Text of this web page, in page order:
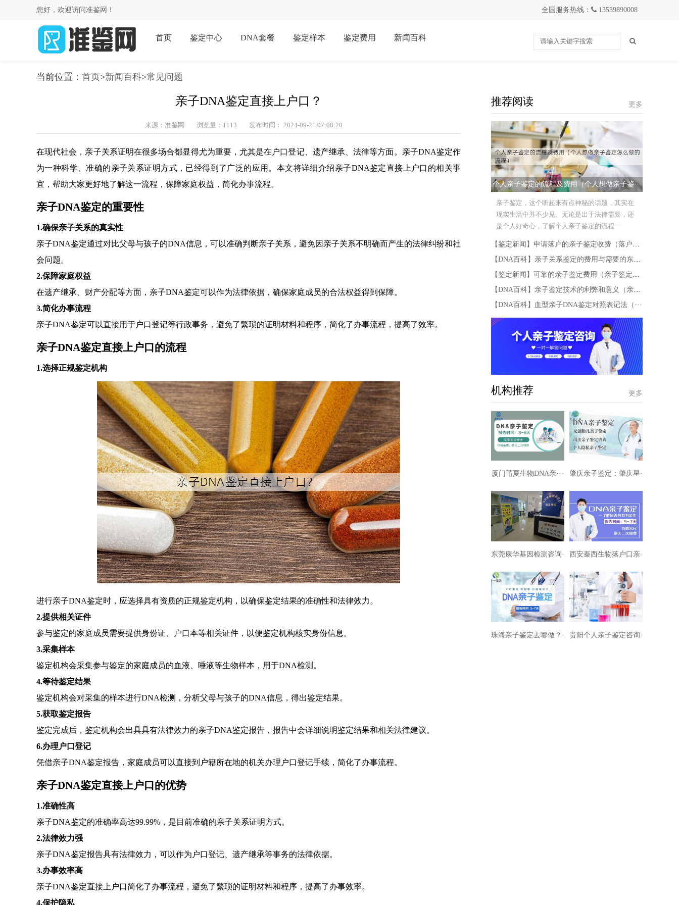
您好，欢迎访问准鉴网！ 全国服务热线： 13539890008
首页 鉴定中心 DNA套餐 鉴定样本 鉴定费用 新闻百科
当前位置： 首页>新闻百科>常见问题
亲子DNA鉴定直接上户口？
来源：准鉴网 浏览量：1113 发布时间： 2024-09-21 07:08:20
在现代社会，亲子关系证明在很多场合都显得尤为重要，尤其是在户口登记、遗产继承、法律等方面。亲子DNA鉴定作
为一种科学、准确的亲子关系证明方式，已经得到了广泛的应用。本文将详细介绍亲子DNA鉴定直接上户口的相关事
宜，帮助大家更好地了解这一流程，保障家庭权益，简化办事流程。
亲子DNA鉴定的重要性
1.确保亲子关系的真实性
亲子DNA鉴定通过对比父母与孩子的DNA信息，可以准确判断亲子关系，避免因亲子关系不明确而产生的法律纠纷和社
会问题。
2.保障家庭权益
在遗产继承、财产分配等方面，亲子DNA鉴定可以作为法律依据，确保家庭成员的合法权益得到保障。
3.简化办事流程
亲子DNA鉴定可以直接用于户口登记等行政事务，避免了繁琐的证明材料和程序，简化了办事流程，提高了效率。
亲子DNA鉴定直接上户口的流程
1.选择正规鉴定机构
进行亲子DNA鉴定时，应选择具有资质的正规鉴定机构，以确保鉴定结果的准确性和法律效力。
2.提供相关证件
参与鉴定的家庭成员需要提供身份证、户口本等相关证件，以便鉴定机构核实身份信息。
3.采集样本
鉴定机构会采集参与鉴定的家庭成员的血液、唾液等生物样本，用于DNA检测。
4.等待鉴定结果
鉴定机构会对采集的样本进行DNA检测，分析父母与孩子的DNA信息，得出鉴定结果。
5.获取鉴定报告
鉴定完成后，鉴定机构会出具具有法律效力的亲子DNA鉴定报告，报告中会详细说明鉴定结果和相关法律建议。
6.办理户口登记
凭借亲子DNA鉴定报告，家庭成员可以直接到户籍所在地的机关办理户口登记手续，简化了办事流程。
亲子DNA鉴定直接上户口的优势
1.准确性高
亲子DNA鉴定的准确率高达99.99%，是目前准确的亲子关系证明方式。
2.法律效力强
亲子DNA鉴定报告具有法律效力，可以作为户口登记、遗产继承等事务的法律依据。
3.办事效率高
亲子DNA鉴定直接上户口简化了办事流程，避免了繁琐的证明材料和程序，提高了办事效率。
4.保护隐私
推荐阅读 更多
个人亲子鉴定的流程及费用（个人想做亲子鉴···
亲子鉴定，这个听起来有点神秘的话题，其实在
现实生活中并不少见。无论是出于法律需要，还
是个人好奇心，了解个人亲子鉴定的流程···
【鉴定新闻】申请落户的亲子鉴定收费（落户口···
【DNA百科】亲子关系鉴定的费用与需要的东西···
【鉴定新闻】可靠的亲子鉴定费用（亲子鉴定有···
【DNA百科】亲子鉴定技术的利弊和意义（亲子···
【DNA百科】血型亲子DNA鉴定对照表记法（···
机构推荐 更多
厦门莆夏生物DNA亲··· 肇庆亲子鉴定：肇庆星···
东莞康华基因检测咨询··· 西安秦西生物落户口亲···
珠海亲子鉴定去哪做？··· 贵阳个人亲子鉴定咨询···